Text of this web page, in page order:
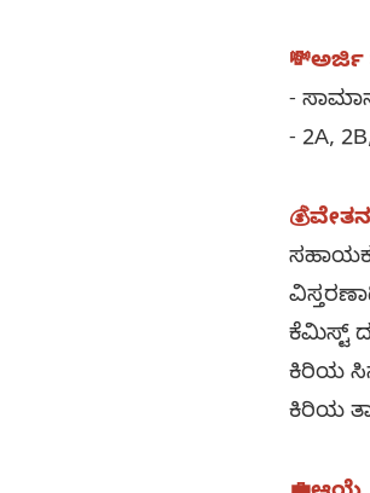
💸ಅರ್ಜಿ
-
- 2A,
ಸಹಾಯಕ
ಕೆಮಿಸ್ಟ್
ಕಿರಿಯ
ಕಿರಿಯ